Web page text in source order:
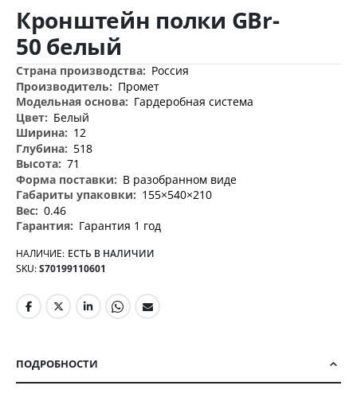
к
началу
галереи
изображений
Кронштейн полки GBr-
50 белый
Дополнительная
информация
Россия
Промет
Гардеробная система
Белый
12
518
71
В разобранном виде
155×540×210
0.46
Гарантия 1 год
НАЛИЧИЕ: ЕСТЬ В НАЛИЧИИ
SKU S70199110601
ПОДРОБНОСТИ